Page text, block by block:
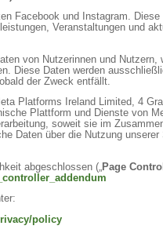
Facebook und Instagram.
Veranstaltungen und
von Nutzerinnen und
Diese Daten werden
der Zweck entfällt.
Platforms Ireland Limited, 4
Plattform und Dienste von
soweit sie im
Daten über die Nutzung
abgeschlossen („ Page
policy